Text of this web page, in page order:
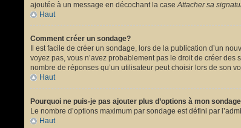
ajoutée à un message en décochant la caseAttacher sa
Haut
Comment créer un sondage?
Il est facile de créer un sondage, lors de la publication d’un
voyez pas, vous n’avez probablement pas le droit de créer
nombre de réponses qu’un utilisateur peut choisir lors de son
Haut
Pourquoi ne puis-je pas ajouter plus d’options à mon
Le nombre d’options maximum par sondage est défini par
Haut